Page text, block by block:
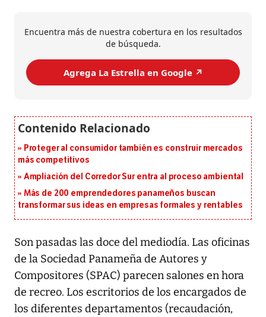
Encuentra más de nuestra cobertura en los resultados
de búsqueda.
Agrega La Estrella en Google ↗️
Proteger al consumidor también es construir mercados
más competitivos
Ampliación del Corredor Sur entra al proceso ambiental
Más de 200 emprendedores panameños buscan
transformar sus ideas en empresas formales y rentables
Son pasadas las doce del mediodía. Las oficinas
de la Sociedad Panameña de Autores y
Compositores (SPAC) parecen salones en hora
de recreo. Los escritorios de los encargados de
los diferentes departamentos (recaudación,